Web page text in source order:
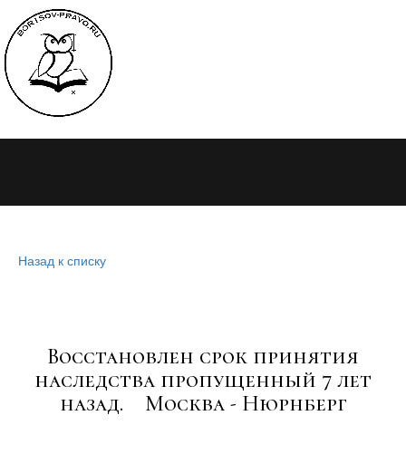
Назад к списку
Восстановлен срок принятия
наследства пропущенный 7 лет
назад. Москва - Нюрнберг